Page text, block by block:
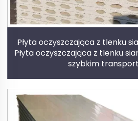
Płyta oczyszczająca z tlenku
Płyta oczyszczająca z tlenku
szybkim